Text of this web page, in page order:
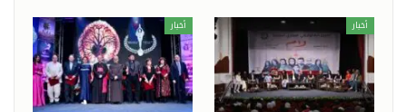
أخبار أخبار